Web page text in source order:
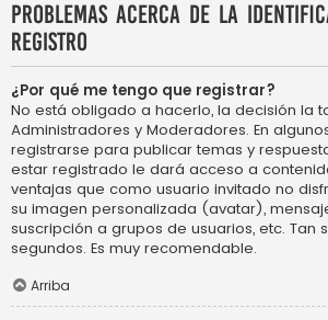
Problemas acerca de la
registro
¿Por qué me tengo que registrar?
No está obligado a hacerlo, la decisión la
Administradores y Moderadores. En
registrarse para publicar temas y
estar registrado le dará acceso a
ventajas que como usuario invitado no
su imagen personalizada (avatar),
suscripción a grupos de usuarios, etc. Tan
segundos. Es muy recomendable.
Arriba